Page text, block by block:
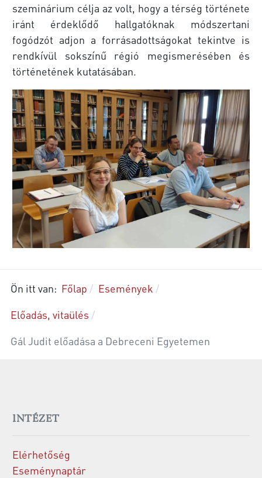
szeminárium célja az volt, hogy a térség története
iránt érdeklődő hallgatóknak módszertani
fogódzót adjon a forrásadottságokat tekintve is
rendkívül sokszínű régió megismerésében és
történetének kutatásában.
Ön itt van: Főlap
Események
Előadás, vitaülés
Gál Judit előadása a Debreceni Egyetemen
INTÉZET
Elérhetőség
Eseménynaptár